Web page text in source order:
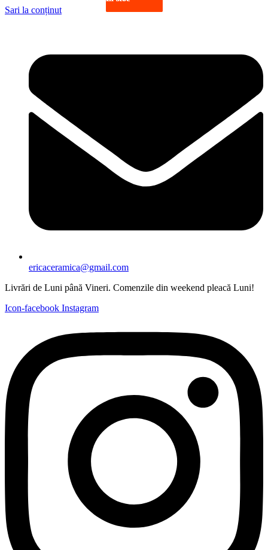
Sari la conținut
ericaceramica@gmail.com
Livrări de Luni până Vineri. Comenzile din weekend pleacă Luni!
Icon-facebook Instagram